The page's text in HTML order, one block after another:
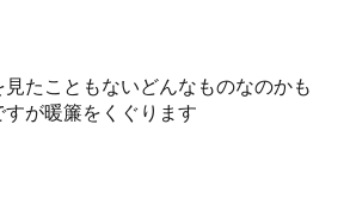
たこともないどんなものなのかも
が暖簾をくぐります